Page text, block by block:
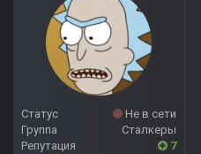
Статус
Не в сети
Группа
Сталкеры
Репутация
7